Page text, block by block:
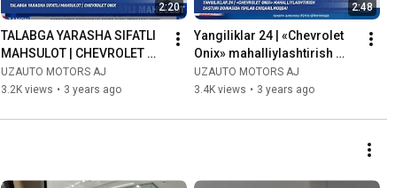
2:20
TALABGA YARASHA SIFATLI
MAHSULOT | CHEVROLET
ONIX
UZAUTO MOTORS AJ
3.2K views • 3 years ago
2:48
Yangiliklar 24 | «Chevrolet
Onix» mahalliylashtirish
dasturi doirasida ishlab
chiqarilmoqda!
UZAUTO MOTORS AJ
3.4K views • 3 years ago